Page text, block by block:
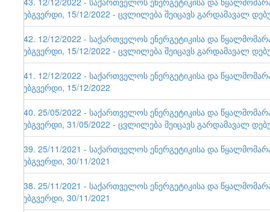
ვებგვერდი, 15/12/2022 - ცვლილება შეიცავს გარდამავალ
142. 12/12/2022 - საქართველოს ენერგეტიკისა და
ვებგვერდი, 15/12/2022 - ცვლილება შეიცავს გარდამავალ
141. 12/12/2022 - საქართველოს ენერგეტიკისა და
ვებგვერდი, 15/12/2022
140. 25/05/2022 - საქართველოს ენერგეტიკისა და
ვებგვერდი, 31/05/2022 - ცვლილება შეიცავს გარდამავალ
139. 25/11/2021 - საქართველოს ენერგეტიკისა და
ვებგვერდი, 30/11/2021
138. 25/11/2021 - საქართველოს ენერგეტიკისა და
ვებგვერდი, 30/11/2021